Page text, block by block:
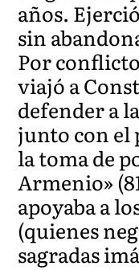
años.
sin
Por
viajó a
defender a
junto con el
la toma de
Armenio»
apoyaba a
(quienes
sagradas